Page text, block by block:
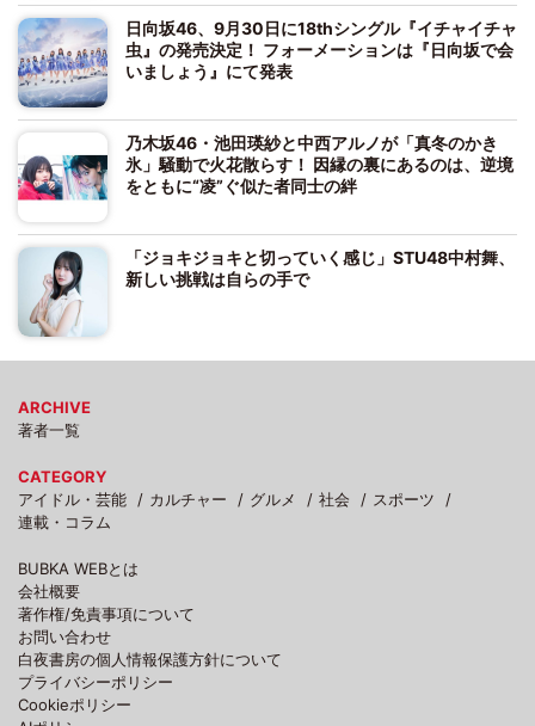
日向坂46、9月30日に18thシングル『イチャイチャ
虫』の発売決定！ フォーメーションは『日向坂で会
いましょう』にて発表
乃木坂46・池田瑛紗と中西アルノが「真冬のかき
氷」騒動で火花散らす！ 因縁の裏にあるのは、逆境
をともに“凌”ぐ似た者同士の絆
「ジョキジョキと切っていく感じ」STU48中村舞、
新しい挑戦は自らの手で
ARCHIVE
著者一覧
CATEGORY
アイドル・芸能
カルチャー グルメ 社会
スポーツ
連載・コラム
BUBKA WEBとは
会社概要
著作権/免責事項について
お問い合わせ
白夜書房の個人情報保護方針について
プライバシーポリシー
Cookieポリシー